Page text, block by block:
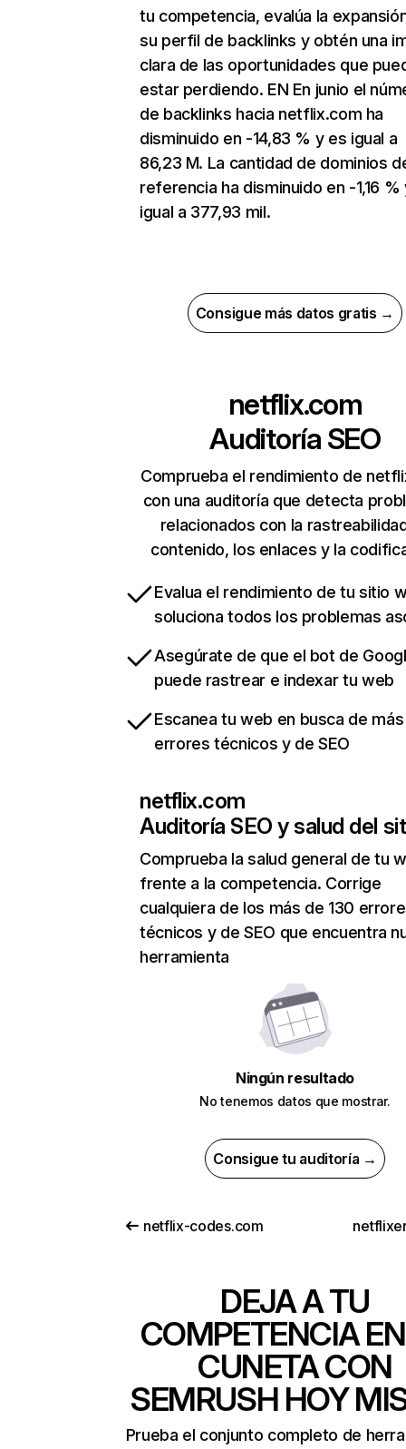
tu competencia, evalúa la
su perfil de backlinks y obtén una
clara de las oportunidades que
estar perdiendo. EN En junio el
de backlinks hacia netflix.com ha
disminuido en -14,83 % y es igual a
86,23 M. La cantidad de dominios
referencia ha disminuido en -1,16 %
igual a 377,93 mil.
Consigue más datos gratis →
netflix.com
Auditoría SEO
Comprueba el rendimiento de
con una auditoría que detecta
relacionados con la
contenido, los enlaces y la
Evalua el rendimiento de tu sitio
soluciona todos los problemas
Asegúrate de que el bot de
puede rastrear e indexar tu web
Escanea tu web en busca de
errores técnicos y de SEO
netflix.com
Auditoría SEO y salud del
Comprueba la salud general de tu
frente a la competencia. Corrige
cualquiera de los más de 130
técnicos y de SEO que encuentra
herramienta
Ningún resultado
No tenemos datos que mostrar.
Consigue tu auditoría →
netflix-codes.com
DEJA A TU
COMPETENCIA
CUNETA CON
SEMRUSH HOY
Prueba el conjunto completo de